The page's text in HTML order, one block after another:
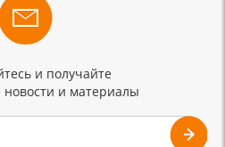
и получайте
новости и материалы